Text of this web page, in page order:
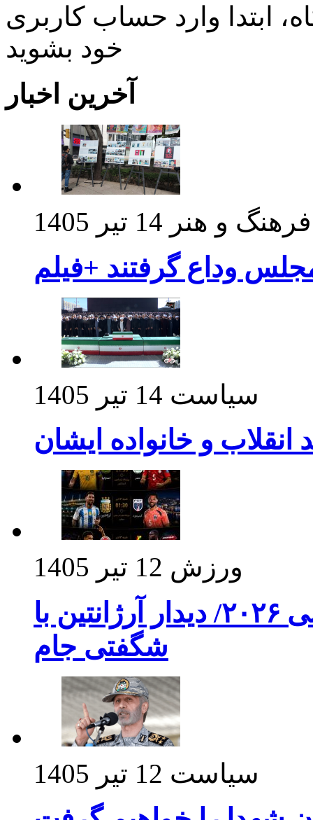
ابتدا وارد حساب كاربری
خود بشويد
آخرین اخبار
فرهنگ و هنر 14 تیر 1405
وداع گرفتند +فیلم
سیاست 14 تیر 1405
انقلاب و خانواده ایشان
ورزش 12 تیر 1405
برنامه بازی های امشب جام جهانی ۲۰۲۶/ دیدار آرژانتین با
شگفتی جام
سیاست 12 تیر 1405